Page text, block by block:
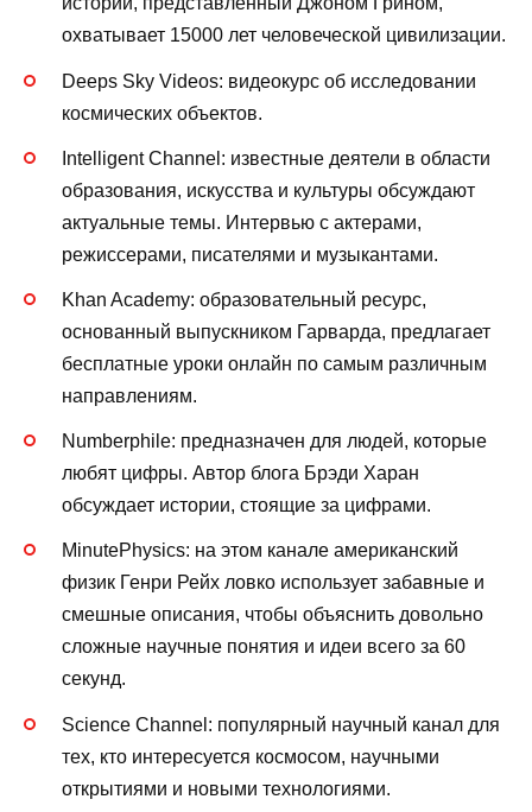
охватывает 15000 лет человеческой цивилизации.
Deeps Sky Videos: видеокурс об исследовании
космических объектов.
Intelligent Channel: известные деятели в области
образования, искусства и культуры обсуждают
актуальные темы. Интервью с актерами,
режиссерами, писателями и музыкантами.
Khan Academy: образовательный ресурс,
основанный выпускником Гарварда, предлагает
бесплатные уроки онлайн по самым различным
направлениям.
Numberphile: предназначен для людей, которые
любят цифры. Автор блога Брэди Харан
обсуждает истории, стоящие за цифрами.
MinutePhysics: на этом канале американский
физик Генри Рейх ловко использует забавные и
смешные описания, чтобы объяснить довольно
сложные научные понятия и идеи всего за 60
секунд.
Science Channel: популярный научный канал для
тех, кто интересуется космосом, научными
открытиями и новыми технологиями.